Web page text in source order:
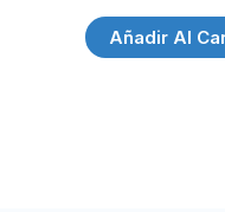
Añadir Al